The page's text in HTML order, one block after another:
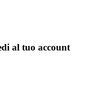
al tuo account